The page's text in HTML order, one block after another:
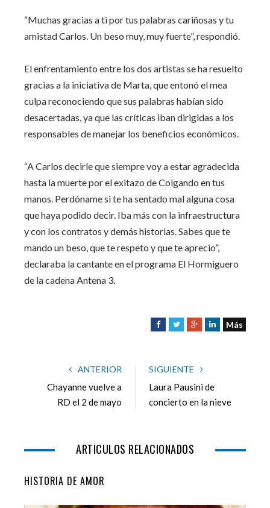
“Muchas gracias a ti por tus palabras cariñosas y tu
amistad Carlos. Un beso muy, muy fuerte”, respondió.
El enfrentamiento entre los dos artistas se ha resuelto
gracias a la iniciativa de Marta, que entonó el mea
culpa reconociendo que sus palabras habían sido
desacertadas, ya que las críticas iban dirigidas a los
responsables de manejar los beneficios económicos.
“A Carlos decirle que siempre voy a estar agradecida
hasta la muerte por el exitazo de Colgando en tus
manos. Perdóname si te ha sentado mal alguna cosa
que haya podido decir. Iba más con la infraestructura
y con los contratos y demás historias. Sabes que te
mando un beso, que te respeto y que te aprecio”,
declaraba la cantante en el programa El Hormiguero
de la cadena Antena 3.
F
e
o
T
t
r
G
g
+
L
I
Más
ANTERIOR
Chayanne vuelve a
RD el 2 de mayo
SIGUIENTE
Laura Pausini de
concierto en la nieve
ARTÍCULOS RELACIONADOS
HISTORIA DE AMOR